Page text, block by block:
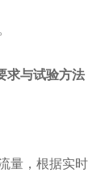
求与试验方法
量，根据实时